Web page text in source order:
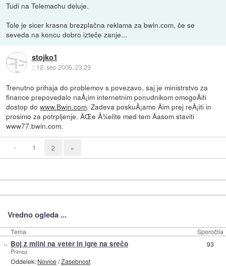
Tudi na Telemachu deluje.
Tole je sicer krasna brezplačna reklama za bwin.com, če se
seveda na koncu dobro izteče zanje...
stojko1
:: 12. sep 2006, 23:29
Trenutno prihaja do problemov s povezavo, saj je ministrstvo za
finance prepovedalo naÅ¡im internetnim ponudnikom omogoÄiti
dostop dowww.Bwin.com. Zadeva poskuÅ¡amo Äim prej reÅ¡iti in
prosimo za potrpljenje. ÄŒe Å¾elite med tem Äasom staviti
www77.bwin.com.
« 1 2 »
Vredno ogleda ...
Tema Sporočila
» Boj z mlini na veter in igre na srečo
Primoz
Oddelek: Novice/Zasebnost
93